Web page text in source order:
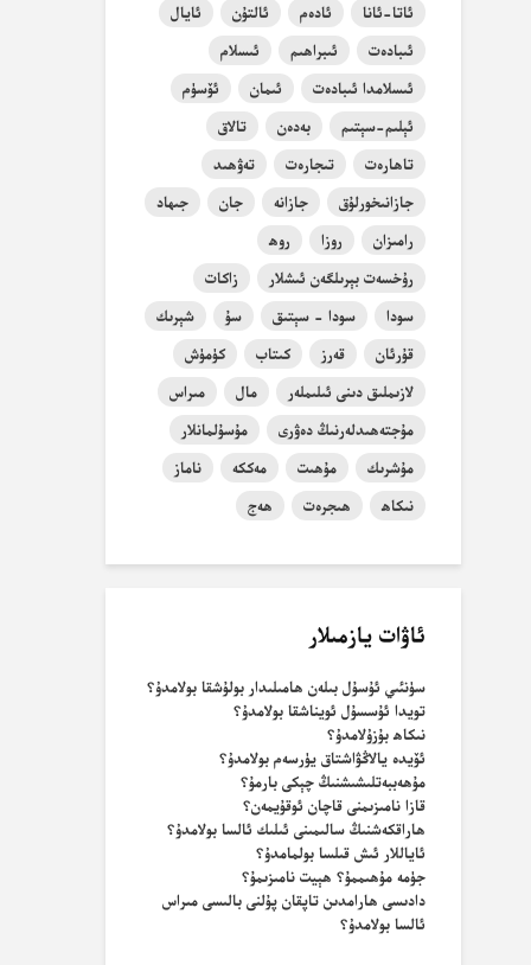
ئاتا-ئانا ئادەم ئالتۇن
ئايال
ئىبادەت
ئىبراھىم
ئىسلام
ئىسلامدا ئىبادەت
ئىمان
ئۆسۈم
ئېلىم-سېتىم
بەدەن
تالاق
تاھارەت
تىجارەت
تەۋھىد
جازانىخورلۇق
جازانە جان
جىھاد
رامىزان
روزا
روھ
رۇخسەت بېرىلگەن ئىشلار
زاكات
سودا
سودا - سېتىق سۇ
شېرىك
قۇرئان
قەرز كىتاب
كۈمۈش
لازىملىق دىنى ئىلىملەر
مال
مىراس
مۇجتەھىدلەرنىڭ دەۋرى
مۇسۇلمانلار
مۇشرىك
مۇھىت مەككە
ناماز
نىكاھ
ھىجرەت ھەج
ئاۋات يازمىلار
سۈنئىي ئۇسۇل بىلەن ھامىلىدار بولۇشقا بولامدۇ؟
تويدا ئۇسسۇل ئويناشقا بولامدۇ؟
نىكاھ بۇزۇلامدۇ؟
ئۆيدە يالاڭۋاشتاق يۈرسەم بولامدۇ؟
مۇھەببەتلىشىشنىڭ چېكى بارمۇ؟
قازا نامىزىمنى قاچان ئوقۇيمەن؟
ھاراقكەشنىڭ سالىمىنى ئىلىك ئالسا بولامدۇ؟
ئاياللار ئىش قىلسا بولمامدۇ؟
جۈمە مۇھىممۇ؟ ھېيت نامىزىمۇ؟
دادىسى ھارامدىن تاپقان پۇلنى بالىسى مىراس
ئالسا بولامدۇ؟